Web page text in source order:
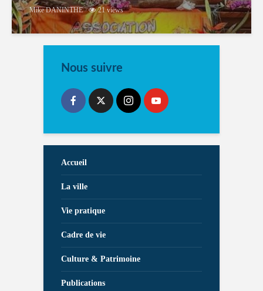
Mike DANINTHE 21 views
Nous suivre
Accueil
La ville
Vie pratique
Cadre de vie
Culture & Patrimoine
Publications